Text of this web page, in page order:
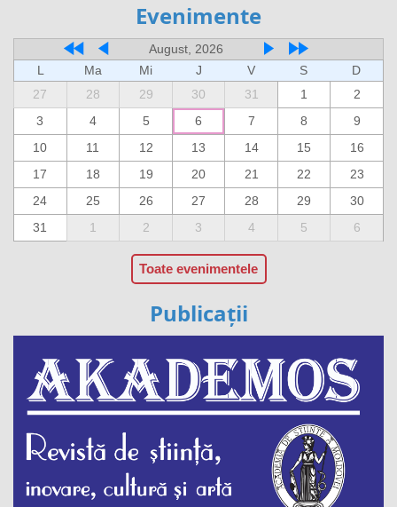
Evenimente
August, 2026
L
Ma Mi J V S
D
27
28 29 30 31 1
2
3
4 5 6 7 8
9
10
11 12 13 14 15
16
17
18 19 20 21 22
23
24
25 26 27 28 29
30
31
1 2 3 4 5 6
Toate evenimentele
Publicații